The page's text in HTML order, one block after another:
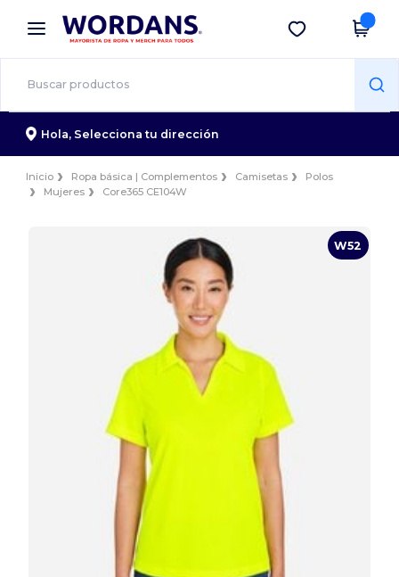
× App de Wordans
¡Mejores precios en app!
Descargar app
Hola, Selecciona tu dirección
Inicio Ropa básica | Complementos Camisetas
Polos
Mujeres
Core365 CE104W
W52